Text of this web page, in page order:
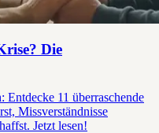
Die
11 überraschende
Missverständnisse
Jetzt lesen!